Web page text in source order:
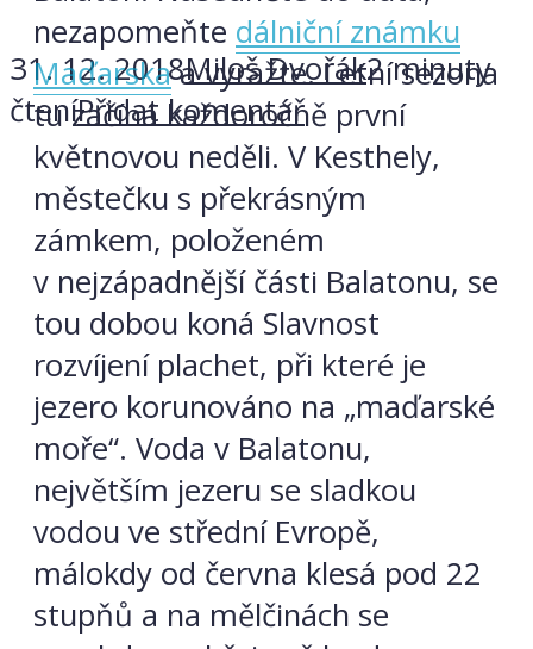
31. 12. 2018Miloš Dvořák2 minuty
čteníPřidat komentář
nezapomeňte dálniční známku
Maďarskaa vyražte. Letní sezona
tu začíná každoročně první
květnovou neděli. V Kesthely,
městečku s překrásným
zámkem, položeném
v nejzápadnější části Balatonu, se
tou dobou koná Slavnost
rozvíjení plachet, při které je
jezero korunováno na „maďarské
moře“. Voda v Balatonu,
největším jezeru se sladkou
vodou ve střední Evropě,
málokdy od června klesá pod 22
stupňů a na mělčinách se